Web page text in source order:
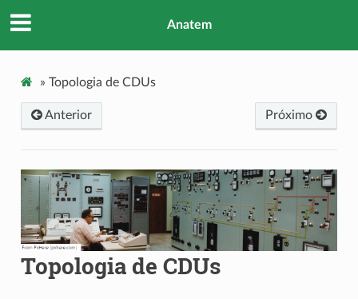
Anatem
» Topologia de CDUs
Próximo
Anterior
Topologia de CDUs